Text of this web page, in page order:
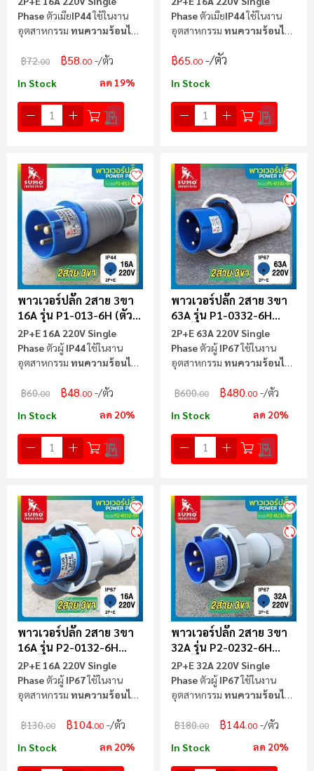
PhaseตัวเมียIP44ใช้ในงาน
อุตสาหกรรม ทนความร้อนไม่
฿72.00 ฿58.00 /ตัว
In Stock ลด 19%
PhaseตัวเมียIP44ใช้ในงาน
อุตสาหกรรม ทนความร้อนไม่
฿65.00 /ตัว
In Stock
พาวเวอร์ปลั๊ก 2สาย 3ขา
16A รุ่น P1-013-6H (ตัวผู้)
SUMO
2P+E 16A 220V Single
Phaseตัวผู้IP44ใช้ในงาน
อุตสาหกรรม ทนความร้อนไม่
฿60.00 ฿48.00 /ตัว
In Stock ลด 20%
พาวเวอร์ปลั๊ก 2สาย 3ขา
63A รุ่น P1-0332-6H
(ตัวผู้) SUMO
2P+E 63A 220V Single
Phaseตัวผู้IP67ใช้ในงาน
อุตสาหกรรม ทนความร้อนไม่
฿600.00 ฿480.00 /ตัว
In Stock ลด 20%
พาวเวอร์ปลั๊ก 2สาย 3ขา
16A รุ่น P2-0132-6H
(ตัวผู้) SUMO
2P+E 16A 220V Single
Phaseตัวผู้IP67ใช้ในงาน
อุตสาหกรรม ทนความร้อนไม่
฿130.00 ฿104.00 /ตัว
In Stock ลด 20%
พาวเวอร์ปลั๊ก 2สาย 3ขา
32A รุ่น P2-0232-6H
(ตัวผู้) SUMO
2P+E 32A 220V Single
Phaseตัวผู้IP67ใช้ในงาน
อุตสาหกรรม ทนความร้อนไม่
฿180.00 ฿144.00 /ตัว
In Stock ลด 20%